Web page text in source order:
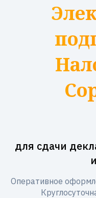
для сдачи
Оперативное